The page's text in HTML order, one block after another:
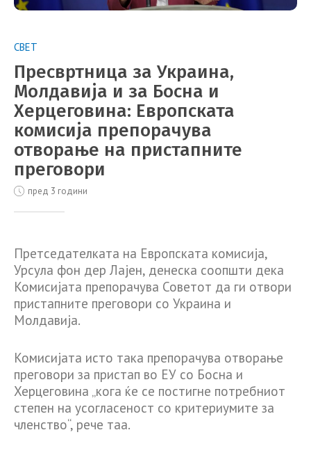
СВЕТ
Пресвртница за Украина,
Молдавија и за Босна и
Херцеговина: Европската
комисија препорачува
отворање на пристапните
преговори
пред 3 години
Претседателката на Европската комисија,
Урсула фон дер Лајен, денеска соопшти дека
Комисијата препорачува Советот да ги отвори
пристапните преговори со Украина и
Молдавија.
Комисијата исто така препорачува отворање
преговори за пристап во ЕУ со Босна и
Херцеговина „кога ќе се постигне потребниот
степен на усогласеност со критериумите за
членство“, рече таа.